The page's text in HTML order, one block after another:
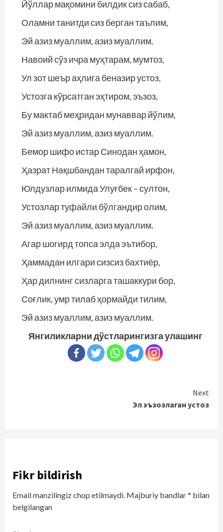
Йўллар мақомини билдик сиз сабаб,
Оламни танитди сиз берган таълим,
Эй азиз муаллим, азиз муаллим.
Навоий сўз ичра муҳтарам, мумтоз,
Ул зот шеър аҳлига беназир устоз,
Устозга кўрсатган эҳтиром, эъзоз,
Бу мактаб меҳридан мунаввар йўлим,
Эй азиз муаллим, азиз муаллим.
Бемор шифо истар Синодан ҳамон,
Ҳазрат Нақшбандан таралгай ирфон,
Юлдузлар илмида Улуғбек – султон,
Устозлар туфайли бўлгандир олим,
Эй азиз муаллим, азиз муаллим.
Агар шогирд топса элда эътибор,
Ҳаммадан илгари сизсиз бахтиёр,
Ҳар дилнинг сизларга ташаккури бор,
Соғлик, умр тилаб ҳормайди тилим,
Эй азиз муаллим, азиз муаллим.
Янгиликларни дўстларингизга улашинг
Next
Эл эъзозлаган устоз
Fikr bildirish
Email manzilingiz chop etilmaydi. Majburiy bandlar* bilan
belgilangan